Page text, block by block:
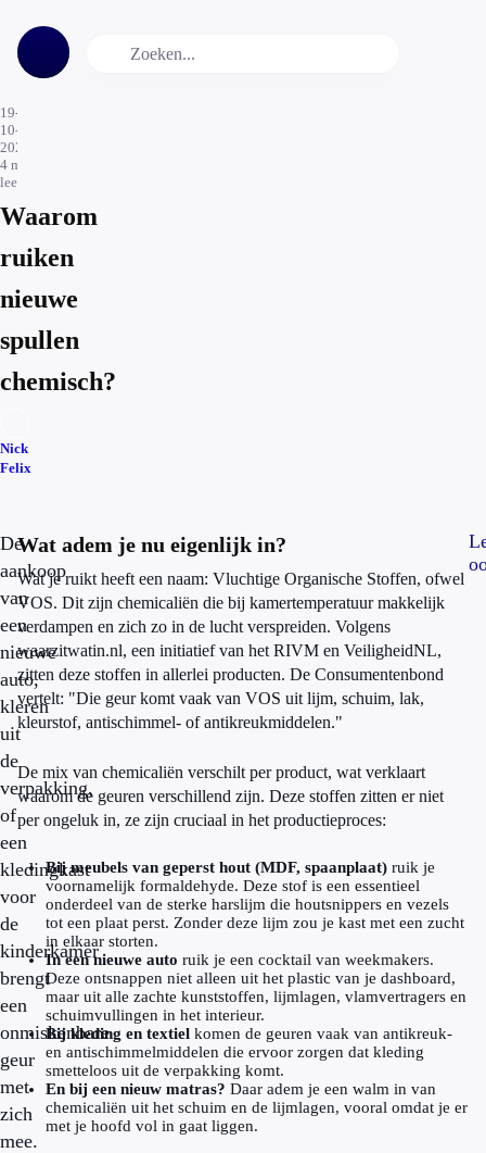
19-
10-
2025
4 min.
leestijd
Waarom
ruiken
nieuwe
spullen
chemisch?
Nick
Felix
De
aankoop
van
een
nieuwe
auto,
kleren
uit
de
verpakking,
of
een
kledingkast
voor
de
kinderkamer
brengt
een
onmiskenbare
geur
met
zich
mee.
Wat adem je nu eigenlijk in?
Wat je ruikt heeft een naam: Vluchtige Organische Stoffen, ofwel
VOS. Dit zijn chemicaliën die bij kamertemperatuur makkelijk
verdampen en zich zo in de lucht verspreiden. Volgens
waarzitwatin.nl, een initiatief van het RIVM en VeiligheidNL,
zitten deze stoffen in allerlei producten. De Consumentenbond
vertelt: "Die geur komt vaak van VOS uit lijm, schuim, lak,
kleurstof, antischimmel- of antikreukmiddelen."
De mix van chemicaliën verschilt per product, wat verklaart
waarom de geuren verschillend zijn. Deze stoffen zitten er niet
per ongeluk in, ze zijn cruciaal in het productieproces:
Bij meubels van geperst hout (MDF, spaanplaat) ruik je
voornamelijk formaldehyde. Deze stof is een essentieel
onderdeel van de sterke harslijm die houtsnippers en vezels
tot een plaat perst. Zonder deze lijm zou je kast met een zucht
in elkaar storten.
In een nieuwe auto ruik je een cocktail van weekmakers.
Deze ontsnappen niet alleen uit het plastic van je dashboard,
maar uit alle zachte kunststoffen, lijmlagen, vlamvertragers en
schuimvullingen in het interieur.
Bij kleding en textiel komen de geuren vaak van antikreuk-
en antischimmelmiddelen die ervoor zorgen dat kleding
smetteloos uit de verpakking komt.
En bij een nieuw matras? Daar adem je een walm in van
chemicaliën uit het schuim en de lijmlagen, vooral omdat je er
met je hoofd vol in gaat liggen.